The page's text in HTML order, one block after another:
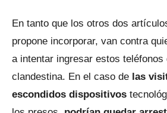
En tanto que los otros dos
propone incorporar, van contra
a intentar ingresar estos teléfonos
clandestina. En el caso de las
escondidos dispositivos